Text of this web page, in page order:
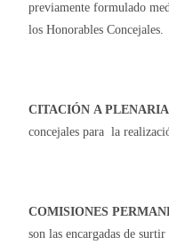
previamente formulado
los Honorables Concejales.
CITACIÓN A
concejales para la
COMISIONES
son las encargadas de